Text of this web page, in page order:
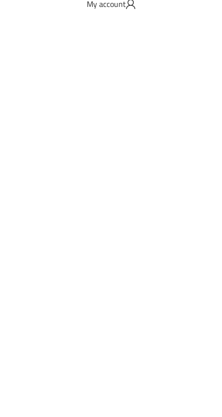
My account